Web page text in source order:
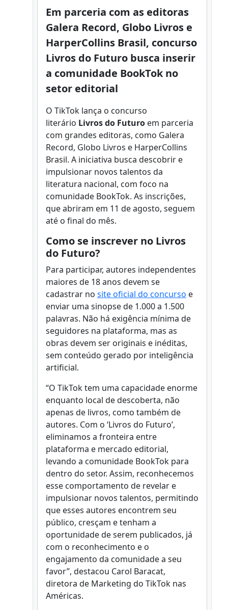
Em parceria com as editoras
Galera Record, Globo Livros e
HarperCollins Brasil, concurso
Livros do Futuro busca inserir
a comunidade BookTok no
setor editorial
O TikTok lança o concurso
literário Livros do Futuro em parceria
com grandes editoras, como Galera
Record, Globo Livros e HarperCollins
Brasil. A iniciativa busca descobrir e
impulsionar novos talentos da
literatura nacional, com foco na
comunidade BookTok. As inscrições,
que abriram em 11 de agosto, seguem
até o final do mês.
Como se inscrever no Livros
do Futuro?
Para participar, autores independentes
maiores de 18 anos devem se
cadastrar no site oficial do concurso e
enviar uma sinopse de 1.000 a 1.500
palavras. Não há exigência mínima de
seguidores na plataforma, mas as
obras devem ser originais e inéditas,
sem conteúdo gerado por inteligência
artificial.
“O TikTok tem uma capacidade enorme
enquanto local de descoberta, não
apenas de livros, como também de
autores. Com o ‘Livros do Futuro’,
eliminamos a fronteira entre
plataforma e mercado editorial,
levando a comunidade BookTok para
dentro do setor. Assim, reconhecemos
esse comportamento de revelar e
impulsionar novos talentos, permitindo
que esses autores encontrem seu
público, cresçam e tenham a
oportunidade de serem publicados, já
com o reconhecimento e o
engajamento da comunidade a seu
favor”, destacou Carol Baracat,
diretora de Marketing do TikTok nas
Américas.